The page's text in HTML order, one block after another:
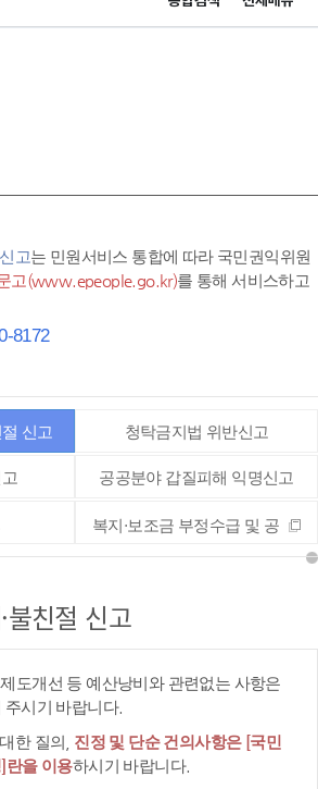
정부 누리집입니다.
고는 민원서비스 통합에 따라 국민권익위원
고(www.epeople.go.kr)를 통해 서비스하고
8172
신고 청탁금지법 위반신고
공공분야 갑질피해 익명신고
복지·보조금 부정수급 및 공
불친절 신고
도개선 등 예산낭비와 관련없는 사항은
시기 바랍니다.
한 질의, 진정 및 단순 건의사항은 [국민
란을 이용하시기 바랍니다.